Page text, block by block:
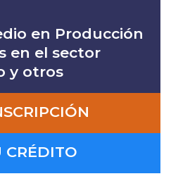
en Producción
en el sector
y otros
CRÉDITO